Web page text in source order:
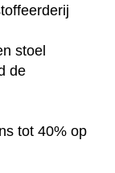
stoel
de
tot 40% op